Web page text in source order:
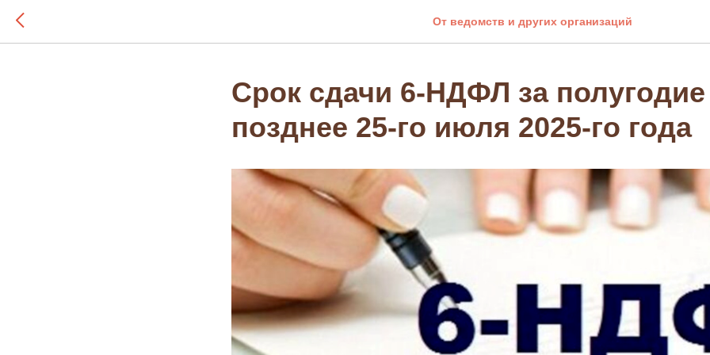
От ведомств и других организаций
Срок сдачи 6-НДФЛ за
позднее 25-го июля 2025-го года